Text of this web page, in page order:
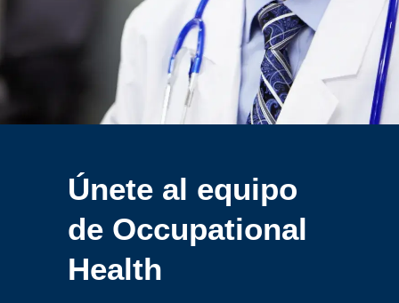
Únete al equipo
de Occupational
Health